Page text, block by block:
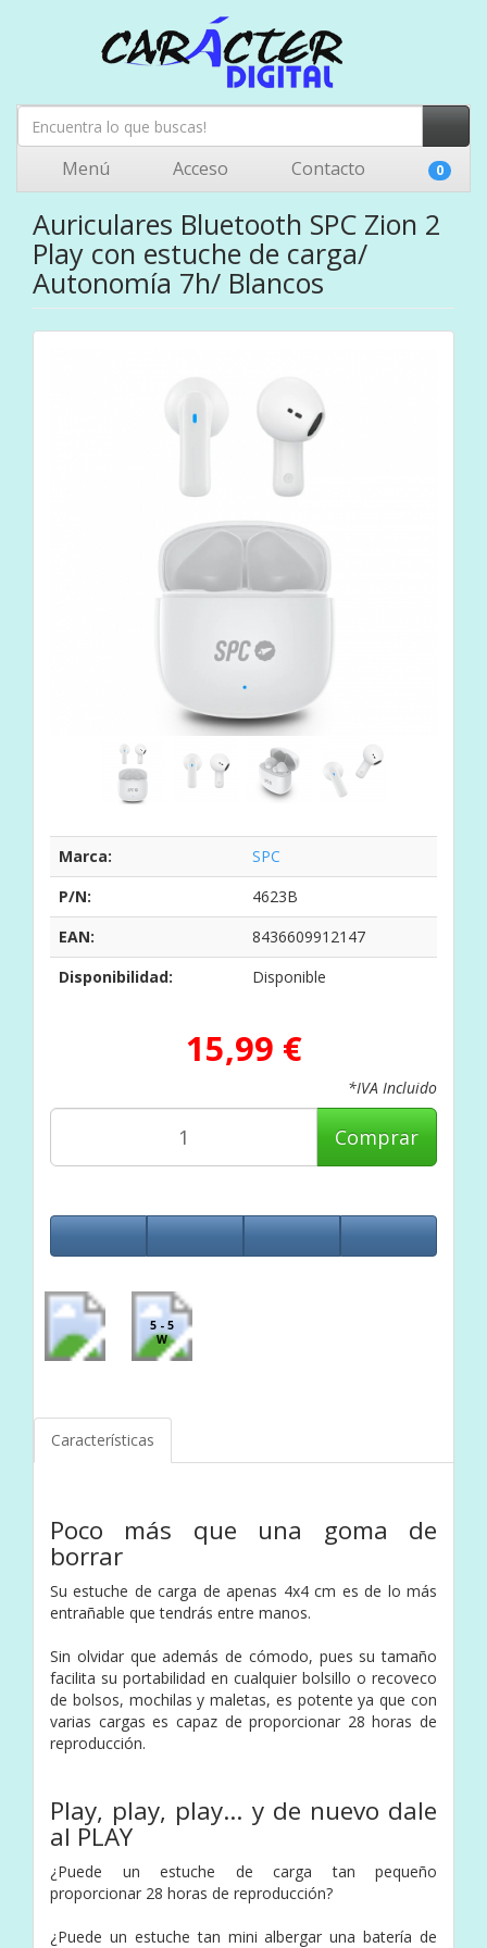
Menú Acceso Contacto 0
Auriculares Bluetooth SPC Zion 2
Play con estuche de carga/
Autonomía 7h/ Blancos
Marca:
SPC
P/N:
4623B
EAN:
8436609912147
Disponibilidad:
Disponible
15,99 €
*IVA Incluido
Comprar
5 - 5
W
Características
Poco más que una goma de
borrar
Su estuche de carga de apenas 4x4 cm es de lo más
entrañable que tendrás entre manos.
Sin olvidar que además de cómodo, pues su tamaño
facilita su portabilidad en cualquier bolsillo o recoveco
de bolsos, mochilas y maletas, es potente ya que con
varias cargas es capaz de proporcionar 28 horas de
reproducción.
Play, play, play… y de nuevo dale
al PLAY
¿Puede un estuche de carga tan pequeño
proporcionar 28 horas de reproducción?
¿Puede un estuche tan mini albergar una batería de